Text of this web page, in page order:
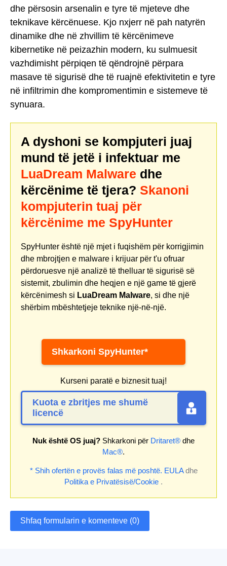
dhe përsosin arsenalin e tyre të mjeteve dhe
teknikave kërcënuese. Kjo nxjerr në pah natyrën
dinamike dhe në zhvillim të kërcënimeve
kibernetike në peizazhin modern, ku sulmuesit
vazhdimisht përpiqen të qëndrojnë përpara
masave të sigurisë dhe të ruajnë efektivitetin e tyre
në infiltrimin dhe kompromentimin e sistemeve të
synuara.
A dyshoni se kompjuteri juaj
mund të jetë i infektuar me
LuaDream Malware dhe
kërcënime të tjera? Skanoni
kompjuterin tuaj për
kërcënime me SpyHunter
SpyHunter është një mjet i fuqishëm për korrigjimin
dhe mbrojtjen e malware i krijuar për t'u ofruar
përdoruesve një analizë të thelluar të sigurisë së
sistemit, zbulimin dhe heqjen e një game të gjerë
kërcënimesh si LuaDream Malware, si dhe një
shërbim mbështetjeje teknike një-në-një.
Shkarkoni SpyHunter*
Kurseni paratë e biznesit tuaj!
Kuota e zbritjes me shumë
licencë
Nuk është OS juaj? Shkarkoni për Dritaret® dhe
Mac®.
* Shih ofertën e provës falas më poshtë. EULAdhe
Politika e Privatësisë/Cookie .
Shfaq formularin e komenteve (0)